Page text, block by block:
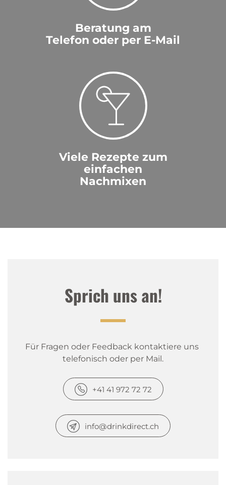
Beratung am
Telefon oder per E-Mail
Viele Rezepte zum
einfachen
Nachmixen
Sprich uns an!
Für Fragen oder Feedback kontaktiere uns
telefonisch oder per Mail.
+41 41 972 72 72
info@drinkdirect.ch